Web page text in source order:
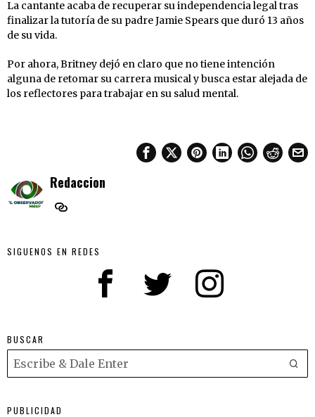
La cantante acaba de recuperar su independencia legal tras
finalizar la tutoría de su padre Jamie Spears que duró 13 años
de su vida.
Por ahora, Britney dejó en claro que no tiene intención
alguna de retomar su carrera musical y busca estar alejada de
los reflectores para trabajar en su salud mental.
Redaccion
SIGUENOS EN REDES
BUSCAR
PUBLICIDAD